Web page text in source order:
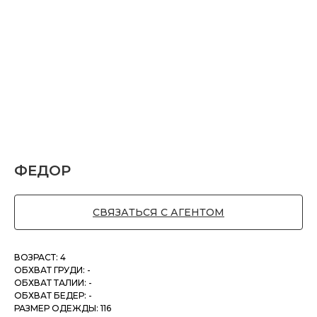
ФЕДОР
СВЯЗАТЬСЯ С АГЕНТОМ
ВОЗРАСТ: 4
ОБХВАТ ГРУДИ: -
ОБХВАТ ТАЛИИ: -
ОБХВАТ БЕДЕР: -
РАЗМЕР ОДЕЖДЫ: 116